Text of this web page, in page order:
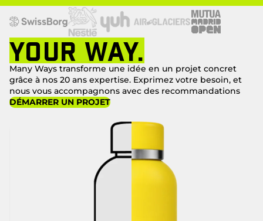
maîtrisée.
YOUR WAY.
Many Ways transforme une idée en un projet concret
grâce à nos 20 ans expertise. Exprimez votre besoin, et
nous vous accompagnons avec des recommandations
DÉMARRER UN PROJET